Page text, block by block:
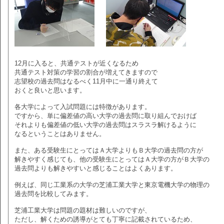
12月に入ると、共通テストが近くなるため
共通テスト対策の学習の割合が増えてきますので
志望校の過去問はなるべく11月中に一通り終えて
おくと良いと思います。
各大学によって入試問題には特徴があります。
ですから、単に偏差値の高い大学の過去問に取り組んでおけば
それよりも偏差値の低い大学の過去問はスラスラ解けるように
なるということはありません。
また、ある受験生にとってはＡ大学よりもＢ大学の過去問の方が
解きやすく感じても、他の受験生にとってはＡ大学の方がＢ大学の
過去問よりも解きやすいと感じることはよくあります。
例えば、同じ工業系の大学の芝浦工業大学と東京電機大学の物理の
過去問を比較してみます。
芝浦工業大学は問題の題材は難しいのですが、
ただし、解くための誘導がとても丁寧に記載されているため、